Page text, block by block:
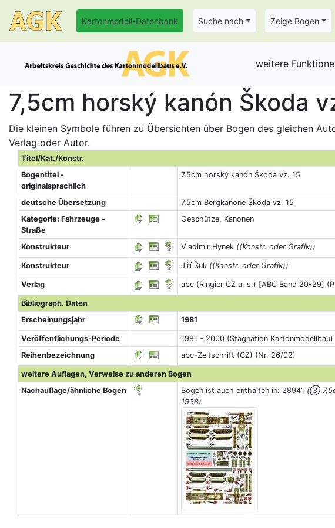
Kartonmodell-Datenbank Suche nach Zeige Bogen
weitere
7,5cm horský kanón Škoda
Die kleinen Symbole führen zu Übersichten über Bogen des gleichen
Verlag oder Autor.
Titel/Kat./Konstr.
Bogentitel -
originalsprachlich
7,5cm horský kanón Škoda vz. 15
deutsche Übersetzung
7,5cm Bergkanone Škoda vz. 15
Kategorie: Fahrzeuge -
Straße
Geschütze, Kanonen
Konstrukteur Vladimir Hynek ((Konstr. oder Grafik))
Konstrukteur Jiří Šuk ((Konstr. oder Grafik))
Verlag abc (Ringier CZ a. s.) [ABC Band 20-29]
Bibliograph. Daten
Erscheinungsjahr
1981
Veröffentlichungs-Periode
1981 - 2000 (Stagnation Kartonmodellbau)
Reihenbezeichnung
abc-Zeitschrift (CZ) (Nr. 26/02)
weitere Auflagen, Verweise zu anderen Bogen
Nachauflage/ähnliche Bogen
Bogen ist auch enthalten in: 28941 (③
1938)